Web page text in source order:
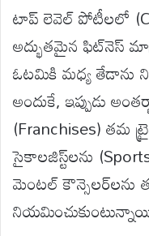
టాప్ లెవెల్ పోటీలలో
అద్భుతమైన ఫిట్‌నెస్
ఓటమికి మధ్య తేడాను
అందుకే, ఇప్పుడు
(Franchises) తమ
సైకాలజిస్ట్‌లను
మెంటల్ కౌన్సెలర్‌లను